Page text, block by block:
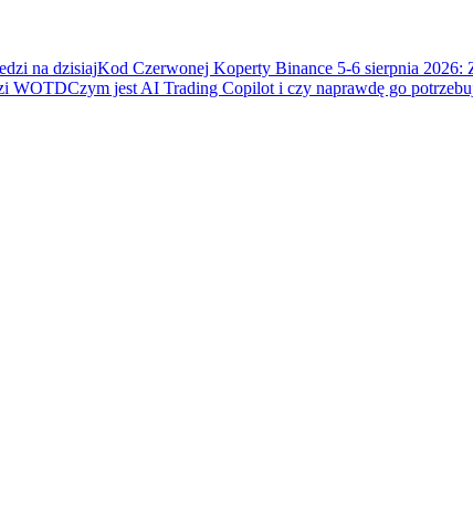
na dzisiajKod Czerwonej Koperty Binance 5-6 sierpnia 2026:
WOTDCzym jest AI Trading Copilot i czy naprawdę go